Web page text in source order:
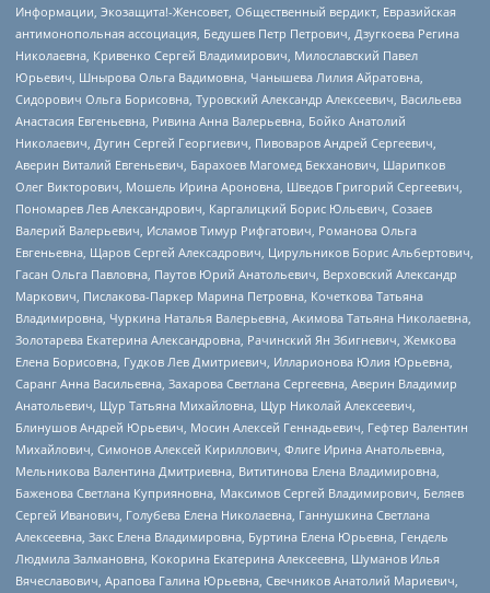
Информации, Экозащита!-Женсовет, Общественный вердикт, Евразийская
антимонопольная ассоциация, Бедушев Петр Петрович, Дзугкоева Регина
Николаевна, Кривенко Сергей Владимирович, Милославский Павел
Юрьевич, Шнырова Ольга Вадимовна, Чанышева Лилия Айратовна,
Сидорович Ольга Борисовна, Туровский Александр Алексеевич, Васильева
Анастасия Евгеньевна, Ривина Анна Валерьевна, Бойко Анатолий
Николаевич, Дугин Сергей Георгиевич, Пивоваров Андрей Сергеевич,
Аверин Виталий Евгеньевич, Барахоев Магомед Бекханович, Шарипков
Олег Викторович, Мошель Ирина Ароновна, Шведов Григорий Сергеевич,
Пономарев Лев Александрович, Каргалицкий Борис Юльевич, Созаев
Валерий Валерьевич, Исламов Тимур Рифгатович, Романова Ольга
Евгеньевна, Щаров Сергей Алексадрович, Цирульников Борис Альбертович,
Гасан Ольга Павловна, Паутов Юрий Анатольевич, Верховский Александр
Маркович, Пислакова-Паркер Марина Петровна, Кочеткова Татьяна
Владимировна, Чуркина Наталья Валерьевна, Акимова Татьяна Николаевна,
Золотарева Екатерина Александровна, Рачинский Ян Збигневич, Жемкова
Елена Борисовна, Гудков Лев Дмитриевич, Илларионова Юлия Юрьевна,
Саранг Анна Васильевна, Захарова Светлана Сергеевна, Аверин Владимир
Анатольевич, Щур Татьяна Михайловна, Щур Николай Алексеевич,
Блинушов Андрей Юрьевич, Мосин Алексей Геннадьевич, Гефтер Валентин
Михайлович, Симонов Алексей Кириллович, Флиге Ирина Анатольевна,
Мельникова Валентина Дмитриевна, Вититинова Елена Владимировна,
Баженова Светлана Куприяновна, Максимов Сергей Владимирович, Беляев
Сергей Иванович, Голубева Елена Николаевна, Ганнушкина Светлана
Алексеевна, Закс Елена Владимировна, Буртина Елена Юрьевна, Гендель
Людмила Залмановна, Кокорина Екатерина Алексеевна, Шуманов Илья
Вячеславович, Арапова Галина Юрьевна, Свечников Анатолий Мариевич,